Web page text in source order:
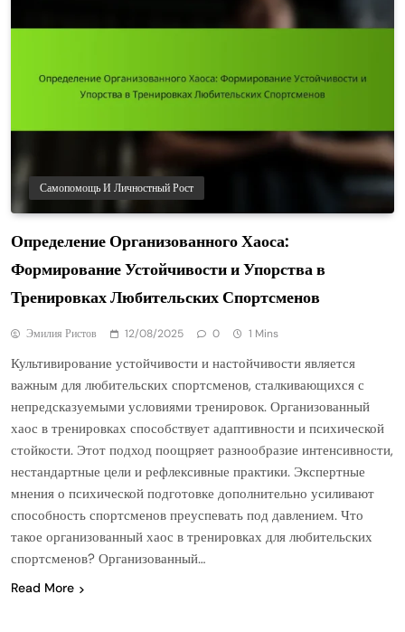
Самопомощь И Личностный Рост
Определение Организованного Хаоса:
Формирование Устойчивости и Упорства в
Тренировках Любительских Спортсменов
Эмилия Ристов 12/08/2025 0 1 Mins
Культивирование устойчивости и настойчивости является
важным для любительских спортсменов, сталкивающихся с
непредсказуемыми условиями тренировок. Организованный
хаос в тренировках способствует адаптивности и психической
стойкости. Этот подход поощряет разнообразие интенсивности,
нестандартные цели и рефлексивные практики. Экспертные
мнения о психической подготовке дополнительно усиливают
способность спортсменов преуспевать под давлением. Что
такое организованный хаос в тренировках для любительских
спортсменов? Организованный…
Read More